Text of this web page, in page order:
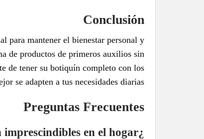
Conclusión
para mantener el bienestar personal y
de productos de primeros auxilios sin
de tener su botiquín completo con los
se adapten a tus necesidades diarias.
Preguntas Frecuentes
¿Qué productos de primeros auxilios son imprescindibles en el hogar?